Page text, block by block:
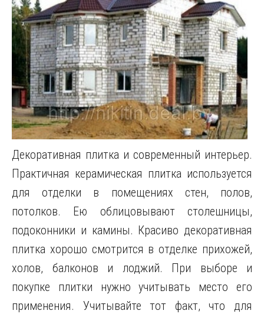
Декоративная плитка и современный интерьер.
Практичная керамическая плитка используется
для отделки в помещениях стен, полов,
потолков. Ею облицовывают столешницы,
подоконники и камины. Красиво декоративная
плитка хорошо смотрится в отделке прихожей,
холов, балконов и лоджий. При выборе и
покупке плитки нужно учитывать место его
применения. Учитывайте тот факт, что для